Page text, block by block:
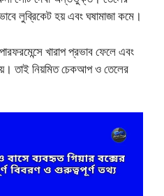
লুব্রিকেট হয় এবং ঘষামাজা কমে।
খারাপ প্রভাব ফেলে এবং
তাই নিয়মিত চেকআপ ও তেলের